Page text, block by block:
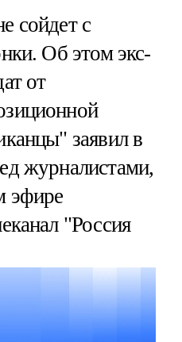
сойдет с
Об этом экс-
от
заявил в
журналистами,
эфире
"Россия